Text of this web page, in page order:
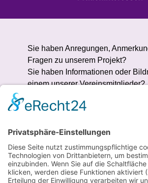
Sie haben Anregungen,
Fragen zu unserem Projekt?
Sie haben Informationen oder
einem unserer Vereinsmitglieder?
Verein für Fraueninteressen e.V.
Vereinsarchiv